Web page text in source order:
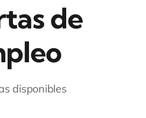
de
disponibles